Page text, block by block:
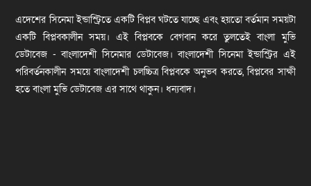
এদেশের সিনেমা ইন্ডাস্ট্রিতে একটি বিপ্লব ঘটতে যাচ্ছে এবং হয়তো বর্তমান সময়টা
একটি বিপ্লবকালীন সময়। এই বিপ্লবকে বেগবান করে তুলতেই বাংলা মুভি
ডেটাবেজ - বাংলাদেশী সিনেমার ডেটাবেজ। বাংলাদেশী সিনেমা ইন্ডাস্ট্রির এই
পরিবর্তনকালীন সময়ে বাংলাদেশী চলচ্চিত্র বিপ্লবকে অনুভব করতে, বিপ্লবের সাক্ষী
হতে বাংলা মুভি ডেটাবেজ এর সাথে থাকুন। ধন্যবাদ।